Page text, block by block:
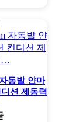
동발 얀마
션 제동력